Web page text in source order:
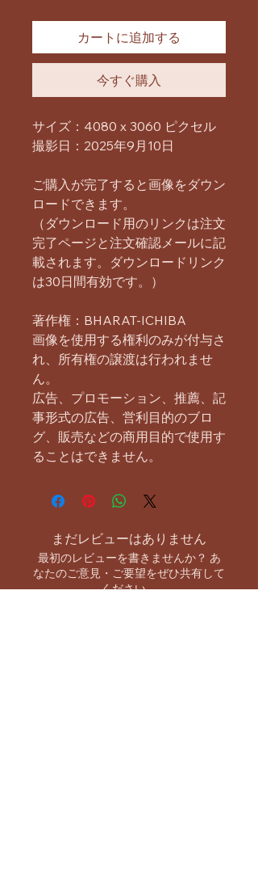
カートに追加する
今すぐ購入
サイズ：4080 x 3060 ピクセル
撮影日：2025年9月10日
ご購入が完了すると画像をダウン
ロードできます。
（ダウンロード用のリンクは注文
完了ページと注文確認メールに記
載されます。ダウンロードリンク
は30日間有効です。）
著作権：BHARAT-ICHIBA
画像を使用する権利のみが付与さ
れ、所有権の譲渡は行われませ
ん。
広告、プロモーション、推薦、記
事形式の広告、営利目的のブロ
グ、販売などの商用目的で使用す
ることはできません。
まだレビューはありません
最初のレビューを書きませんか？ あ
なたのご意見・ご要望をぜひ共有して
ください。